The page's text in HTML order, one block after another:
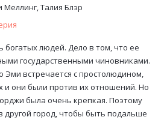
Талия Блэр
богатых людей. Дело в том, что ее
государственными чиновниками.
Эми встречается с простолюдином,
и они были против их отношений. Но
была очень крепкая. Поэтому
другой город, чтобы быть подальше